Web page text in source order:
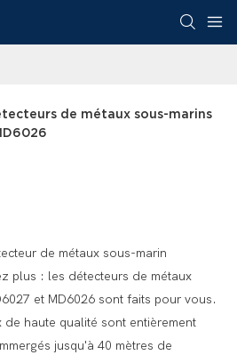
de métaux sous-marins
de métaux sous-marin
plus : les détecteurs de métaux
et MD6026 sont faits pour vous.
de haute qualité sont entièrement
jusqu'à 40 mètres de